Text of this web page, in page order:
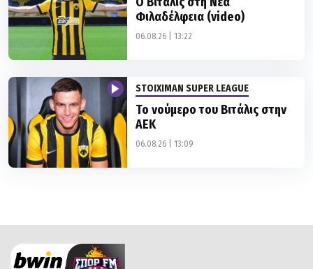
06.08.26 | 13:22
ΑΕΚ
06.08.26 | 13:09